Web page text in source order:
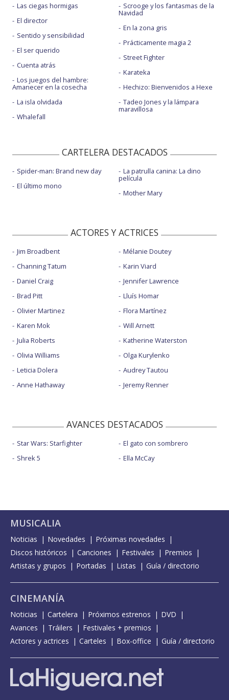
Las ciegas hormigas
El director
Sentido y sensibilidad
El ser querido
Cuenta atrás
Los juegos del hambre:
Amanecer en la cosecha
La isla olvidada
Whalefall
Scrooge y los fantasmas de la
Navidad
En la zona gris
Prácticamente magia 2
Street Fighter
Karateka
Hechizo: Bienvenidos a Hexe
Tadeo Jones y la lámpara
maravillosa
CARTELERA DESTACADOS
Spider-man: Brand new day
El último mono
La patrulla canina: La dino
película
Mother Mary
ACTORES Y ACTRICES
Jim Broadbent
Channing Tatum
Daniel Craig
Brad Pitt
Olivier Martinez
Karen Mok
Julia Roberts
Olivia Williams
Leticia Dolera
Anne Hathaway
Mélanie Doutey
Karin Viard
Jennifer Lawrence
Lluís Homar
Flora Martínez
Will Arnett
Katherine Waterston
Olga Kurylenko
Audrey Tautou
Jeremy Renner
AVANCES DESTACADOS
Star Wars: Starfighter
Shrek 5
El gato con sombrero
Ella McCay
MUSICALIA
Noticias Novedades
Próximas novedades
Discos históricos
Canciones Festivales
Premios
Artistas y grupos
Portadas Listas Guía / directorio
CINEMANÍA
Noticias Cartelera Próximos estrenos
DVD
Avances
Tráilers
Festivales + premios
Actores y actrices
Carteles Box-office Guía / directorio